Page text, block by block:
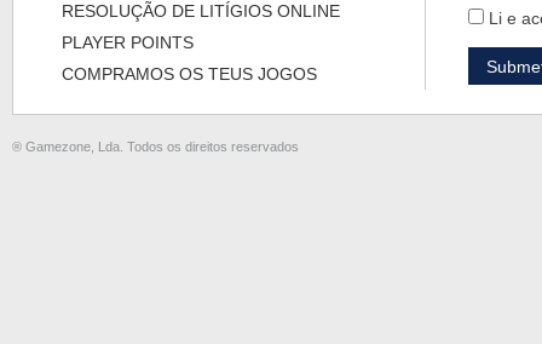
RESOLUÇÃO DE LITÍGIOS ONLINE
PLAYER POINTS
COMPRAMOS OS TEUS JOGOS
Li e
® Gamezone, Lda. Todos os direitos reservados